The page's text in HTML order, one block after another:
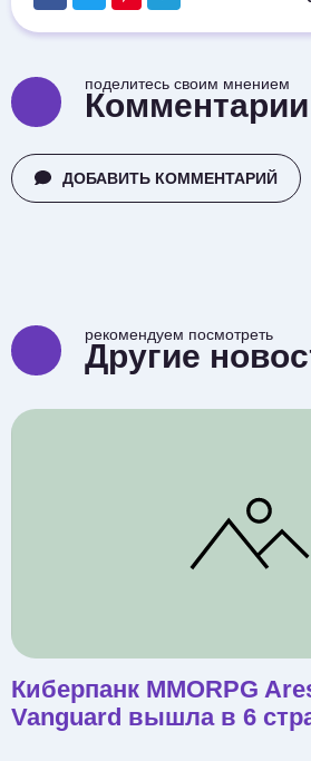
поделитесь своим мнением
ДОБАВИТЬ КОММЕНТАРИЙ
рекомендуем посмотреть
Другие
Киберпанк MMORPG
Vanguard вышла в 6